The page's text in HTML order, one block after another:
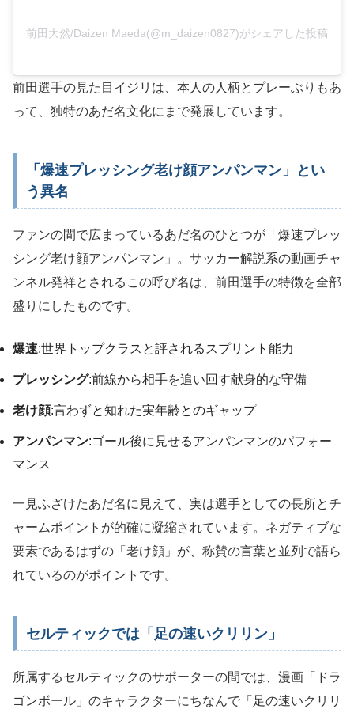
前田大然/Daizen Maeda(@m_daizen0827)がシェアした投稿
前田選手の見た目イジリは、本人の人柄とプレーぶりもあ
って、独特のあだ名文化にまで発展しています。
「爆速プレッシング老け顔アンパンマン」とい
う異名
ファンの間で広まっているあだ名のひとつが「爆速プレッ
シング老け顔アンパンマン」。サッカー解説系の動画チャ
ンネル発祥とされるこの呼び名は、前田選手の特徴を全部
盛りにしたものです。
爆速:世界トップクラスと評されるスプリント能力
プレッシング:前線から相手を追い回す献身的な守備
老け顔:言わずと知れた実年齢とのギャップ
アンパンマン:ゴール後に見せるアンパンマンのパフォー
マンス
一見ふざけたあだ名に見えて、実は選手としての長所とチ
ャームポイントが的確に凝縮されています。ネガティブな
要素であるはずの「老け顔」が、称賛の言葉と並列で語ら
れているのがポイントです。
セルティックでは「足の速いクリリン」
所属するセルティックのサポーターの間では、漫画「ドラ
ゴンボール」のキャラクターにちなんで「足の速いクリリ